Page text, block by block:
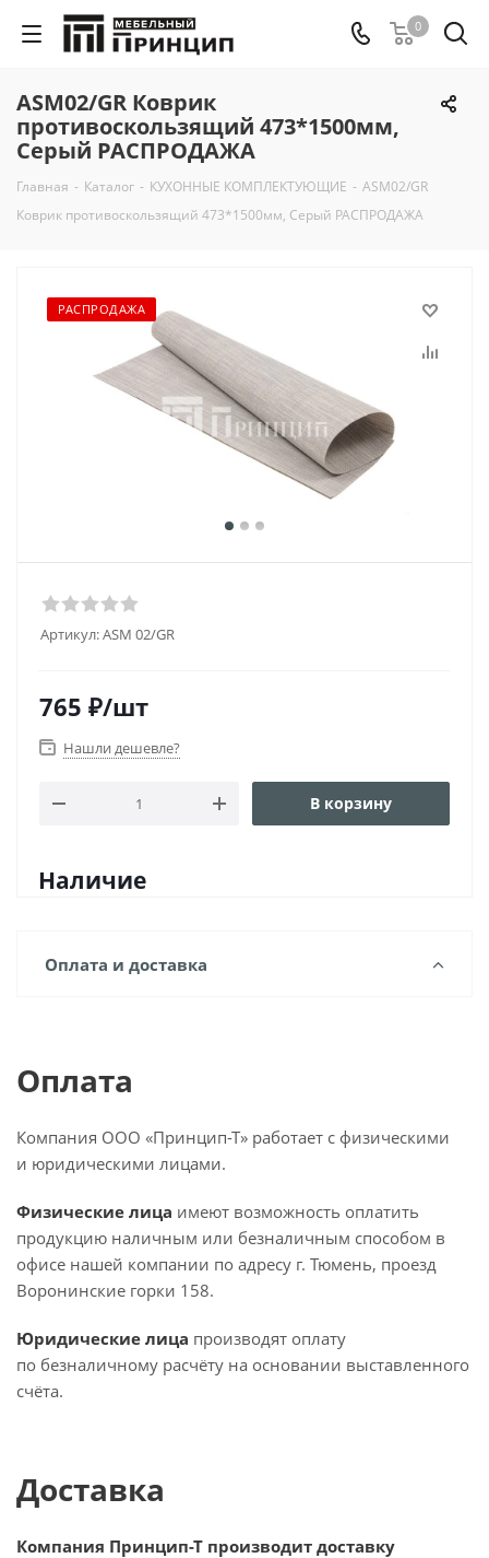
0
ASM02/GR Коврик
противоскользящий 473*1500мм,
Серый РАСПРОДАЖА
Главная - Каталог - КУХОННЫЕ КОМПЛЕКТУЮЩИЕ - ASM02/GR
Коврик противоскользящий 473*1500мм, Серый РАСПРОДАЖА
РАСПРОДАЖА
Артикул:ASM 02/GR
765 ₽/шт
Нашли дешевле?
В корзину
Наличие
Оплата и доставка
Оплата
Компания ООО «Принцип-Т» работает с физическими
и юридическими лицами.
Физические лица имеют возможность оплатить
продукцию наличным или безналичным способом в
офисе нашей компании по адресу г. Тюмень, проезд
Воронинские горки 158.
Юридические лица производят оплату
по безналичному расчёту на основании выставленного
счёта.
Доставка
Компания Принцип-Т производит доставку